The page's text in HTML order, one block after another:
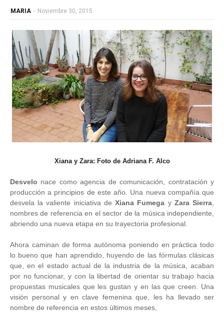
MARIA - Noviembre 30, 2015
Xiana y Zara: Foto de Adriana F. Alco
Desvelo nace como agencia de comunicación, contratación y
producción a principios de este año. Una nueva compañía que
desvela la valiente iniciativa deXiana Fumega y Zara Sierra,
nombres de referencia en el sector de la música independiente,
abriendo una nueva etapa en su trayectoria profesional.
Ahora caminan de forma autónoma poniendo en práctica todo
lo bueno que han aprendido, huyendo de las fórmulas clásicas
que, en el estado actual de la industria de la música, acaban
por no funcionar, y con la libertad de orientar su trabajo hacia
propuestas musicales que les gustan y en las que creen. Una
visión personal y en clave femenina que, les ha llevado ser
nombre de referencia en estos últimos meses,